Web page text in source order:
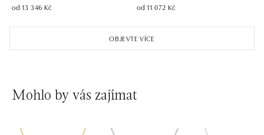
OBJEVTE VÍCE
od 13 346 Kč od 11 072 Kč
Mohlo by vás zajímat